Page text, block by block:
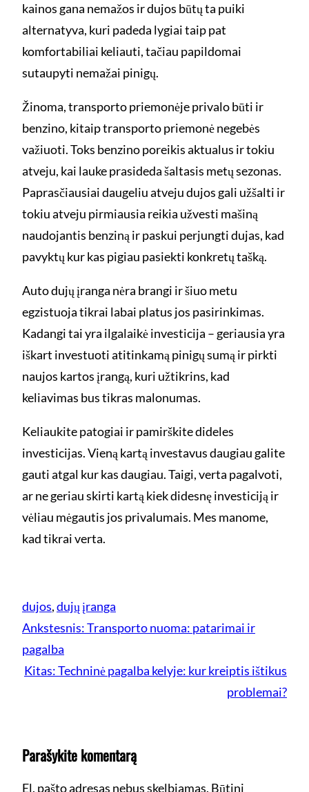
kainos gana nemažos ir dujos būtų ta puiki
alternatyva, kuri padeda lygiai taip pat
komfortabiliai keliauti, tačiau papildomai
sutaupyti nemažai pinigų.
Žinoma, transporto priemonėje privalo būti ir
benzino, kitaip transporto priemonė negebės
važiuoti. Toks benzino poreikis aktualus ir tokiu
atveju, kai lauke prasideda šaltasis metų sezonas.
Paprasčiausiai daugeliu atveju dujos gali užšalti ir
tokiu atveju pirmiausia reikia užvesti mašiną
naudojantis benziną ir paskui perjungti dujas, kad
pavyktų kur kas pigiau pasiekti konkretų tašką.
Auto dujų įranga nėra brangi ir šiuo metu
egzistuoja tikrai labai platus jos pasirinkimas.
Kadangi tai yra ilgalaikė investicija – geriausia yra
iškart investuoti atitinkamą pinigų sumą ir pirkti
naujos kartos įrangą, kuri užtikrins, kad
keliavimas bus tikras malonumas.
Keliaukite patogiai ir pamirškite dideles
investicijas. Vieną kartą investavus daugiau galite
gauti atgal kur kas daugiau. Taigi, verta pagalvoti,
ar ne geriau skirti kartą kiek didesnę investiciją ir
vėliau mėgautis jos privalumais. Mes manome,
kad tikrai verta.
dujos, dujų įranga
Ankstesnis:Transporto nuoma: patarimai ir
pagalba
Kitas:Techninė pagalba kelyje: kur kreiptis ištikus
problemai?
Parašykite komentarą
El. pašto adresas nebus skelbiamas. Būtini